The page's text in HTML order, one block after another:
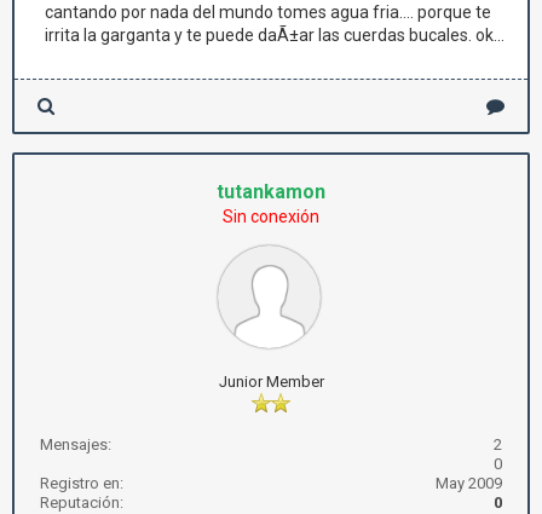
cantando por nada del mundo tomes agua fria.... porque te
irrita la garganta y te puede daÃ±ar las cuerdas bucales. ok...
tutankamon
Sin conexión
Junior Member
Mensajes:
2
0
Registro en:
May 2009
Reputación:
0